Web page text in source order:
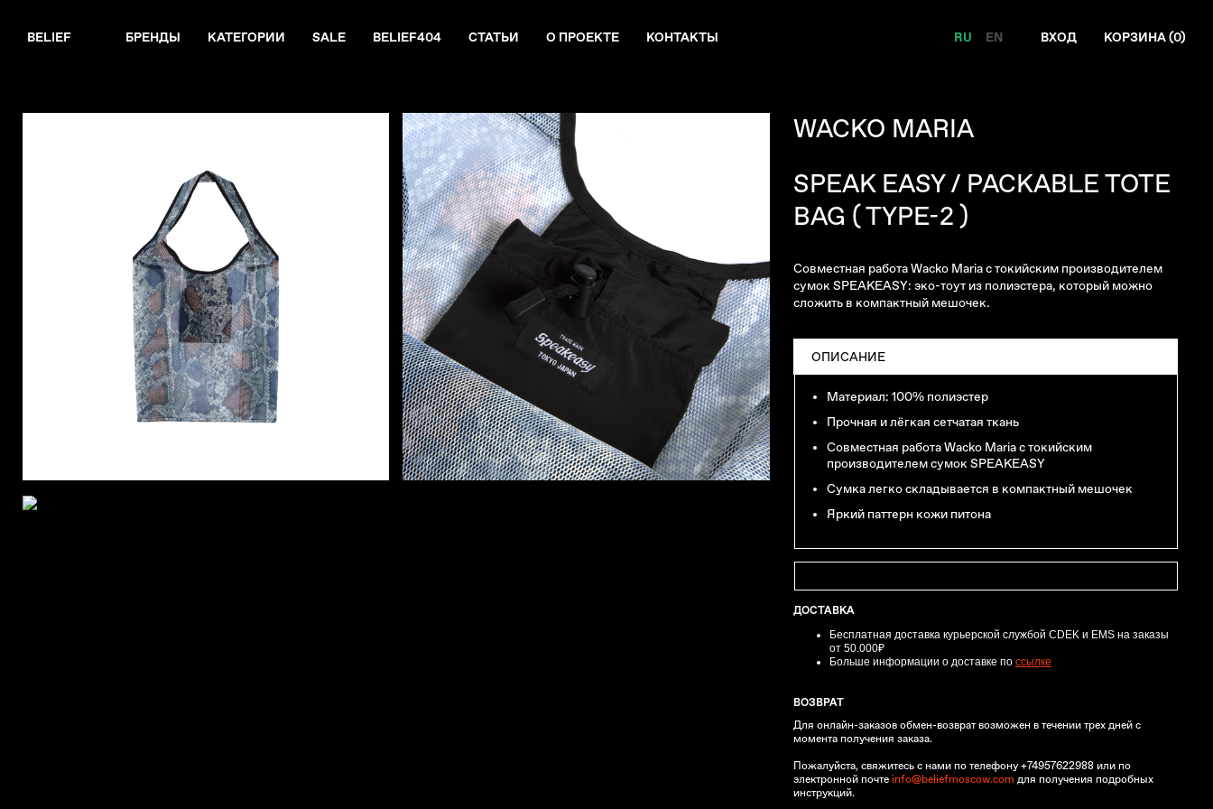
BELIEF БРЕНДЫ КАТЕГОРИИ SALE BELIEF404 СТАТЬИ О ПРОЕКТЕ КОНТАКТЫ RU EN ВХОД КОРЗИНА (0)
WACKO MARIA
SPEAK EASY / PACKABLE TOTE
BAG ( TYPE-2 )
Совместная работа Wacko Maria с токийским производителем
сумок SPEAKEASY: эко-тоут из полиэстера, который можно
сложить в компактный мешочек.
ОПИСАНИЕ
Материал: 100% полиэстер
Прочная и лёгкая сетчатая ткань
Совместная работа Wacko Maria с токийским
производителем сумок SPEAKEASY
Сумка легко складывается в компактный мешочек
Яркий паттерн кожи питона
ДОСТАВКА
Бесплатная доставка курьерской службой CDEK и EMS на заказы
от 50.000₽
Больше информации о доставке поссылке
ВОЗВРАТ
Для онлайн-заказов обмен-возврат возможен в течении трех дней с
момента получения заказа.
Пожалуйста, свяжитесь с нами по телефону +74957622988 или по
электронной почтеinfo@beliefmoscow.com для получения подробных
инструкций.